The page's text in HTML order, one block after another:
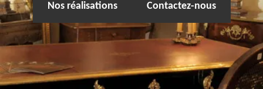
Nos réalisations Contactez-nous